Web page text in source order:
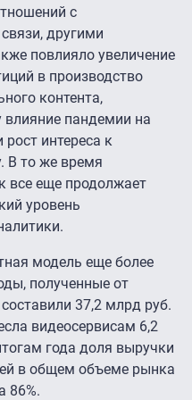
с
другими
повлияло увеличение
в производство
контента,
влияние пандемии на
интереса к
В то же время
все еще продолжает
уровень
модель еще более
полученные от
37,2 млрд руб.
видеосервисам 6,2
года доля выручки
в общем объеме рынка
86%.